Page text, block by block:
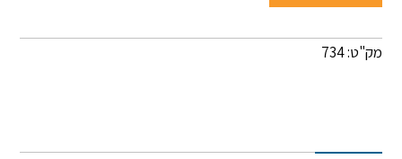
מק"ט: 734